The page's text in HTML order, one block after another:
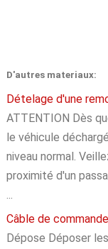
D'autres materiaux:
Dételage d'une
ATTENTION Dès
le véhicule
niveau normal.
proximité d'un
Câble de commande
Dépose Déposer